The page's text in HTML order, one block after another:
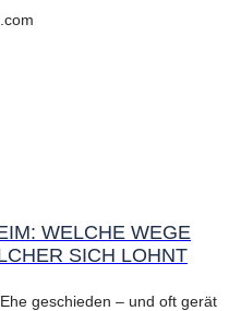
WELCHE WEGE
SICH LOHNT
geschieden – und oft gerät